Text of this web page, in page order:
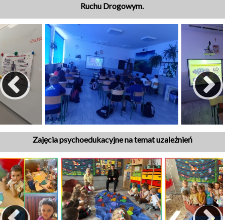
Ruchu Drogowym.
Zajęcia psychoedukacyjne na temat uzależnień